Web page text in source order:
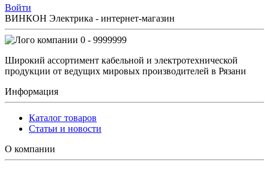
Войти
ВИНКОН Электрика - интернет-магазин
0 - 9999999
Широкий ассортимент кабельной и электротехнической
продукции от ведущих мировых производителей в Рязани
Информация
Каталог товаров
Статьи и новости
О компании